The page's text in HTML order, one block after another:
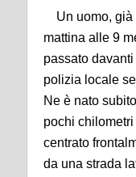
Un uomo, già
mattina alle 9
passato
polizia locale
Ne è nato
pochi
centrato
da una strada